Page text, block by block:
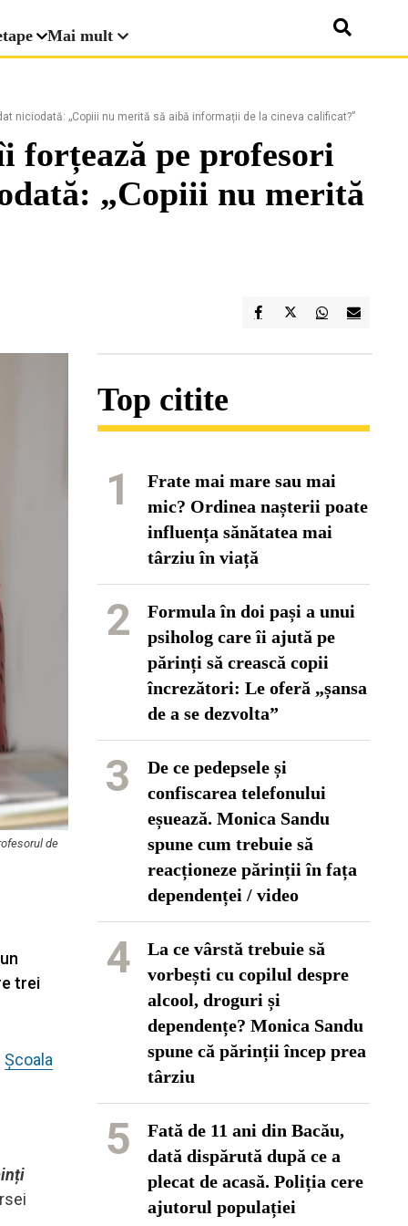
Mai mult
niciodată: „Copiii nu merită să aibă informații de la cineva calificat?”
forțează pe profesori
„Copiii nu merită
de
trei
Școala
Top citite
1
Frate mai mare sau mai
mic? Ordinea nașterii poate
influența sănătatea mai
târziu în viață
2
Formula în doi pași a unui
psiholog care îi ajută pe
părinți să crească copii
încrezători: Le oferă „șansa
de a se dezvolta”
3
De ce pedepsele și
confiscarea telefonului
eșuează. Monica Sandu
spune cum trebuie să
reacționeze părinții în fața
dependenței / video
4
La ce vârstă trebuie să
vorbești cu copilul despre
alcool, droguri și
dependențe? Monica Sandu
spune că părinții încep prea
târziu
5
Fată de 11 ani din Bacău,
dată dispărută după ce a
plecat de acasă. Poliția cere
ajutorul populației